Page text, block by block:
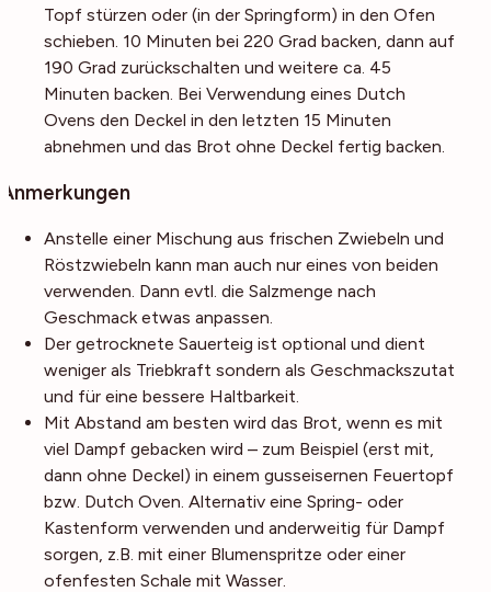
Topf stürzen oder (in der Springform) in den Ofen
schieben. 10 Minuten bei 220 Grad backen, dann auf
190 Grad zurückschalten und weitere ca. 45
Minuten backen. Bei Verwendung eines Dutch
Ovens den Deckel in den letzten 15 Minuten
abnehmen und das Brot ohne Deckel fertig backen.
Anmerkungen
Anstelle einer Mischung aus frischen Zwiebeln und
Röstzwiebeln kann man auch nur eines von beiden
verwenden. Dann evtl. die Salzmenge nach
Geschmack etwas anpassen.
Der getrocknete Sauerteig ist optional und dient
weniger als Triebkraft sondern als Geschmackszutat
und für eine bessere Haltbarkeit.
Mit Abstand am besten wird das Brot, wenn es mit
viel Dampf gebacken wird – zum Beispiel (erst mit,
dann ohne Deckel) in einem gusseisernen Feuertopf
bzw. Dutch Oven. Alternativ eine Spring- oder
Kastenform verwenden und anderweitig für Dampf
sorgen, z.B. mit einer Blumenspritze oder einer
ofenfesten Schale mit Wasser.